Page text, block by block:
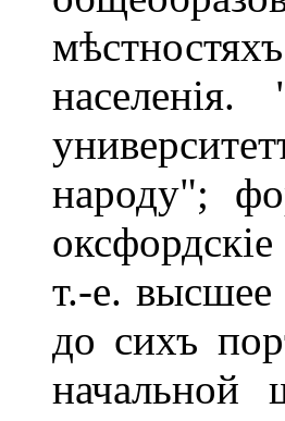
народу";
т.-е. высшее
до сихъ
начальной